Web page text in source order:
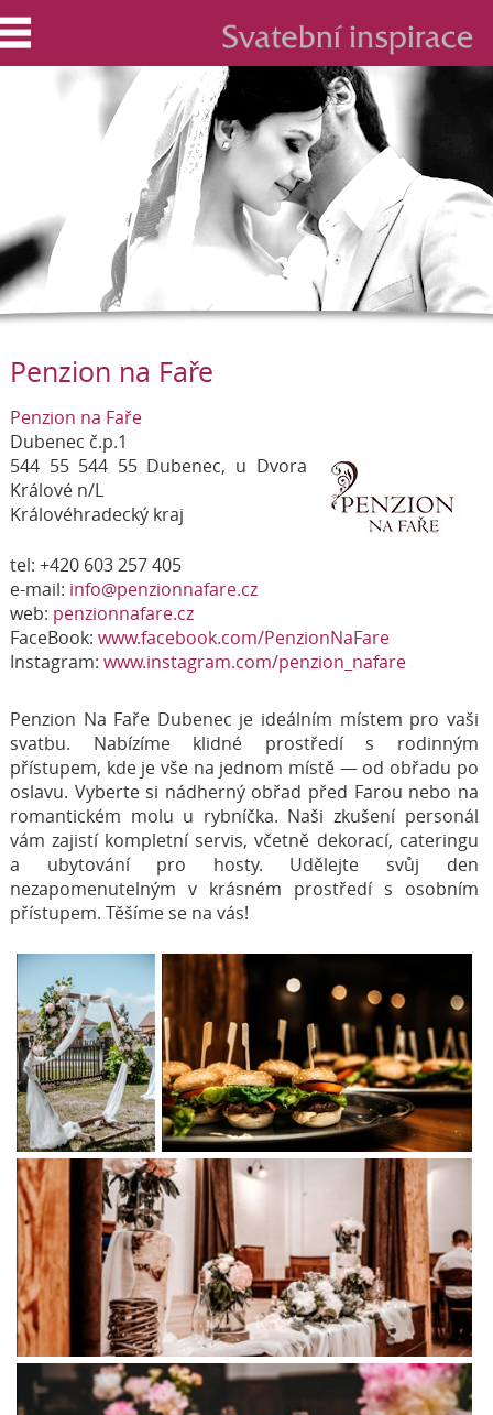
Penzion na Faře
Penzion na Faře
Dubenec č.p.1
544 55 544 55 Dubenec, u Dvora
Králové n/L
Královéhradecký kraj
tel: +420 603 257 405
e-mail: info@penzionnafare.cz
web: penzionnafare.cz
FaceBook: www.facebook.com/PenzionNaFare
Instagram: www.instagram.com/penzion_nafare
Penzion Na Faře Dubenec je ideálním místem pro vaši
svatbu. Nabízíme klidné prostředí s rodinným
přístupem, kde je vše na jednom místě — od obřadu po
oslavu. Vyberte si nádherný obřad před Farou nebo na
romantickém molu u rybníčka. Naši zkušení personál
vám zajistí kompletní servis, včetně dekorací, cateringu
a ubytování pro hosty. Udělejte svůj den
nezapomenutelným v krásném prostředí s osobním
přístupem. Těšíme se na vás!